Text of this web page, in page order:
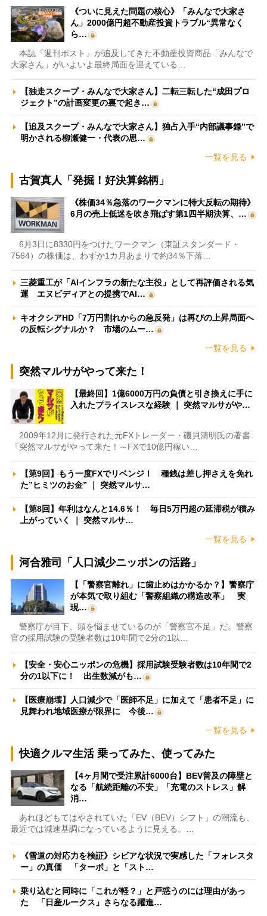
《ついに見えた問題の核心》「みんなで大家さ
ん」2000億円超不動産投資トラブル“異常なく
ら…
本誌『週刊ポスト』が追及してきた不動産投資商品「みんなで
大家さん」がいよいよ最終局面を迎えている…
【独走スクープ・みんなで大家さん】二転三転した“成田プロ
ジェクト”の計画変更の裏で起き…
【追及スクープ・みんなで大家さん】独占入手“内部議事録”で
明かされる柳瀬健一・代表の思…
一覧を見る
古賀真人「発掘！好決算銘柄」
《株価34％急落のワークマンに特大反転の期待》
6月の売上低迷を吹き飛ばす第1四半期決算、…
6月3日に8330円をつけたワークマン（東証スタンダード・
7564）の株価は、わずか1カ月あまりで約34％下落…
三菱重工が「AIインフラの新たな主役」として再評価される気
運 エヌビディアとの提携でAI…
キオクシアHD「7万円割れからの急反発」は再びの上昇局面へ
の反転シグナルか？ 市場のムー…
一覧を見る
突然マルサがやって来た！
【最終回】1億6000万円の負債と引き換えに手に
入れたプライスレスな経験 ｜ 突然マルサがや…
2009年12月に発行された元FXトレーダー・磯貝清明氏の著書
『突然マルサがやって来た！～FXで10億円稼い…
【第9回】もう一度FXでリベンジ！ 種銭は差し押さえを免れ
た”ヒミツのお金” ｜ 突然マルサ…
【第8回】年利はなんと14.6％！ 毎日5万円超の延滞税が積み
上がっていく ｜ 突然マルサ…
一覧を見る
河合雅司「人口減少ニッポンの活路」
【「警察官離れ」に歯止めはかかるか？】警察庁
が本気で取り組む「警察組織の構造改革」 実
現…
警察庁が目下、頭を悩ませているのが「警察官不足」だ。警察
官の採用試験の受験者数は10年間で2分の1以…
【安全・安心ニッポンの危機】採用試験受験者数は10年間で2
分の1以下に！ 出生数減がも…
【医療崩壊】人口減少で「医師不足」に加えて「患者不足」に
見舞われ地域医療が限界に 今後…
一覧を見る
快適クルマ生活 乗ってみた、使ってみた
【4ヶ月間で受注累計6000台】BEV普及の障壁と
なる「航続距離の不安」「充電のストレス」解
消…
あれほどもてはやされていた「EV（BEV）シフト」の潮流も、
最近では減速基調になっているように見える。…
《雪道の対応力を検証》シビアな状況で実感した「フォレスタ
ー」の真価 「ターボ」と「スト…
乗り込むと同時に「これが軽？」と戸惑うのには理由があっ
た 「日産ルークス」さらなる躍進…